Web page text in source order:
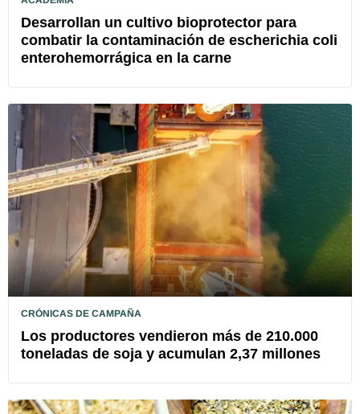
Desarrollan un cultivo bioprotector para
combatir la contaminación de escherichia coli
enterohemorrágica en la carne
CRÓNICAS DE CAMPAÑA
Los productores vendieron más de 210.000
toneladas de soja y acumulan 2,37 millones